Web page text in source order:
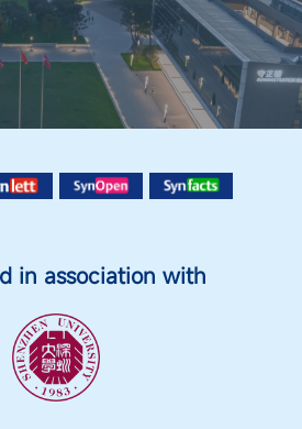
in association with